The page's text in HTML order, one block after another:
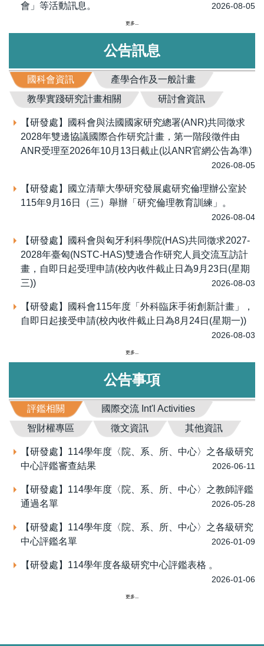
會」等活動訊息。
2026-08-05
更多...
公告訊息
國科會資訊
產學合作及一般計畫
教學實踐研究計畫相關
研討會資訊
【研發處】國科會與法國國家研究總署(ANR)共同徵求
2028年雙邊協議國際合作研究計畫，第一階段徵件由
ANR受理至2026年10月13日截止(以ANR官網公告為準)
2026-08-05
【研發處】國立清華大學研究發展處研究倫理辦公室於
115年9月16日（三）舉辦「研究倫理教育訓練」。
2026-08-04
【研發處】國科會與匈牙利科學院(HAS)共同徵求2027-
2028年臺匈(NSTC-HAS)雙邊合作研究人員交流互訪計
畫，自即日起受理申請(校內收件截止日為9月23日(星期
三))
2026-08-03
【研發處】國科會115年度「外科臨床手術創新計畫」，
自即日起接受申請(校內收件截止日為8月24日(星期一))
2026-08-03
更多...
公告事項
評鑑相關
國際交流 Int'l Activities
智財權專區
徵文資訊 其他資訊
【研發處】114學年度〈院、系、所、中心〉之各級研究
中心評鑑審查結果
2026-06-11
【研發處】114學年度〈院、系、所、中心〉之教師評鑑
通過名單
2026-05-28
【研發處】114學年度〈院、系、所、中心〉之各級研究
中心評鑑名單
2026-01-09
【研發處】114學年度各級研究中心評鑑表格 。
2026-01-06
更多...